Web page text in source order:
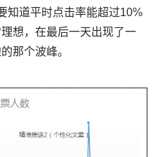
知道平时点击率能超过10%
想，在最后一天出现了一
那个波峰。